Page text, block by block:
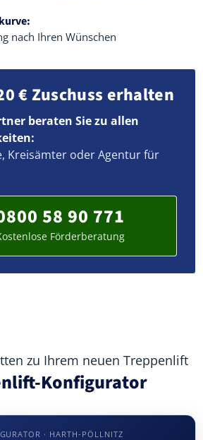
nach Ihren Wünschen
€ Zuschuss erhalten
beraten Sie zu allen
Kreisämter oder Agentur für
58 90 771
Förderberatung
zu Ihrem neuen Treppenlift
Konfigurator
· HARTH-PÖLLNITZ